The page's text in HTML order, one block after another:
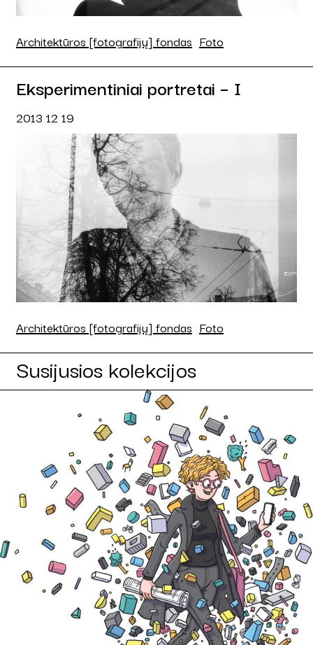
Architektūros [fotografijų] fondas Foto
Eksperimentiniai portretai – I
2013 12 19
Architektūros [fotografijų] fondas Foto
Susijusios kolekcijos